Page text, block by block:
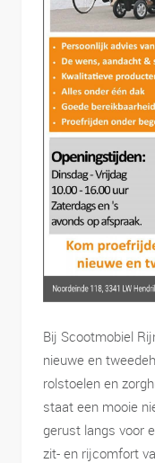
Bij Scootmobiel
nieuwe en
rolstoelen en
staat een mooie
gerust langs voor
zit- en rijcomfort